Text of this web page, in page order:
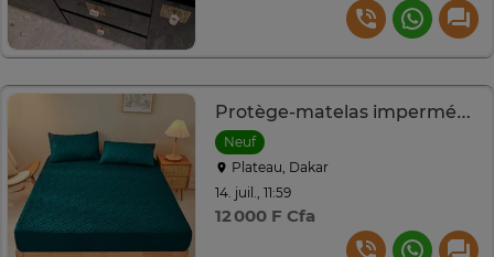
Protège-matelas imperméable double doux
Neuf
Plateau, Dakar
14. juil., 11:59
12 000 F Cfa